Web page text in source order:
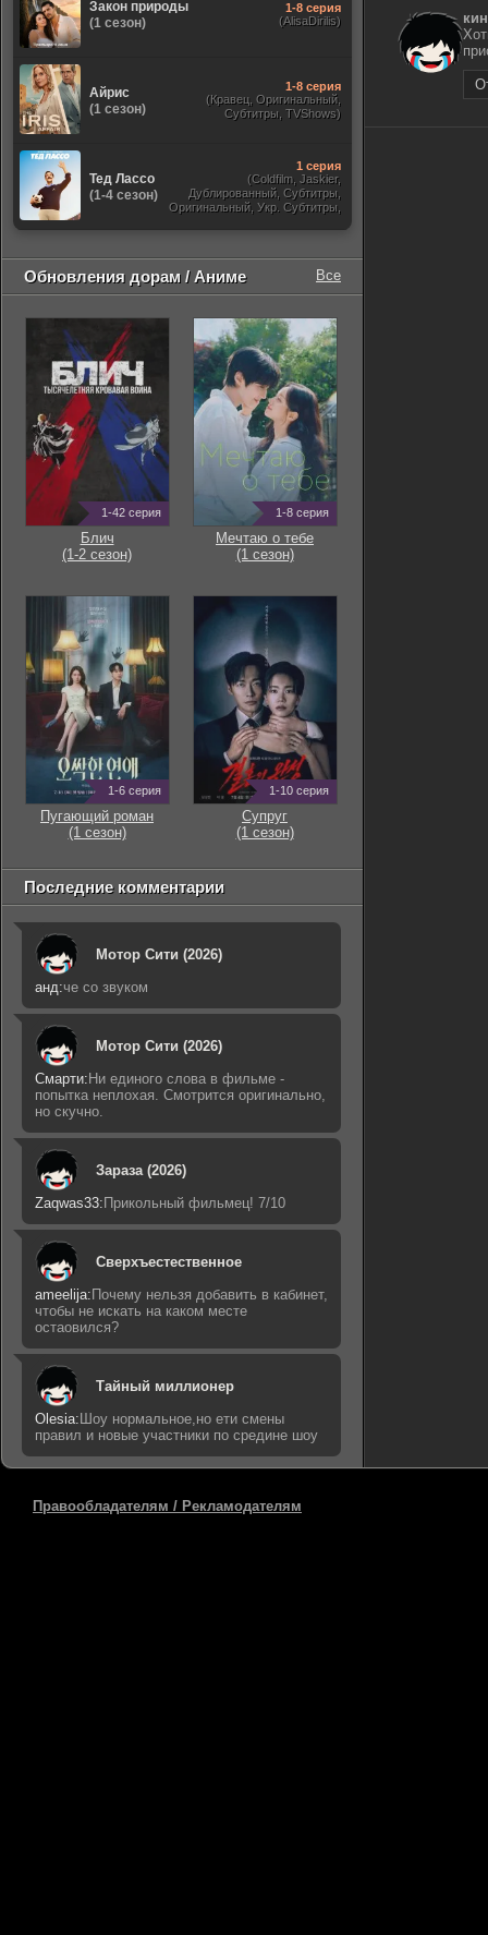
Закон природы
(1 сезон)
1-8 серия
(AlisaDirilis)
Айрис
(1 сезон)
1-8 серия
(Кравец, Оригинальный,
Субтитры, TVShows)
Тед Лассо
(1-4 сезон)
1 серия
(Coldfilm, Jaskier,
Дублированный, Субтитры,
Оригинальный, Укр. Субтитры,
Обновления дорам / Аниме Все
1-42 серия
Блич
(1-2 сезон)
1-8 серия
Мечтаю о тебе
(1 сезон)
1-6 серия
Пугающий роман
(1 сезон)
1-10 серия
Супруг
(1 сезон)
Последние комментарии
Мотор Сити (2026)
анд:че со звуком
Мотор Сити (2026)
Смарти: Ни единого слова в фильме -
попытка неплохая. Смотрится оригинально,
но скучно.
Зараза (2026)
Zaqwas33: Прикольный фильмец! 7/10
Сверхъестественное
ameelija: Почему нельзя добавить в кабинет,
чтобы не искать на каком месте
остаовился?
Тайный миллионер
Olesia: Шоу нормальное,но ети смены
правил и новые участники по средине шоу
Правообладателям / Рекламодателям